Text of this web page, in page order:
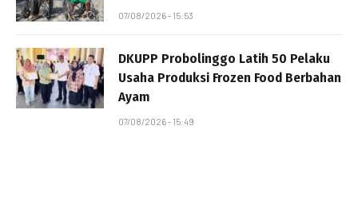
07/08/2026 - 15:53
DKUPP Probolinggo Latih 50 Pelaku
Usaha Produksi Frozen Food Berbahan
Ayam
07/08/2026 - 15:49